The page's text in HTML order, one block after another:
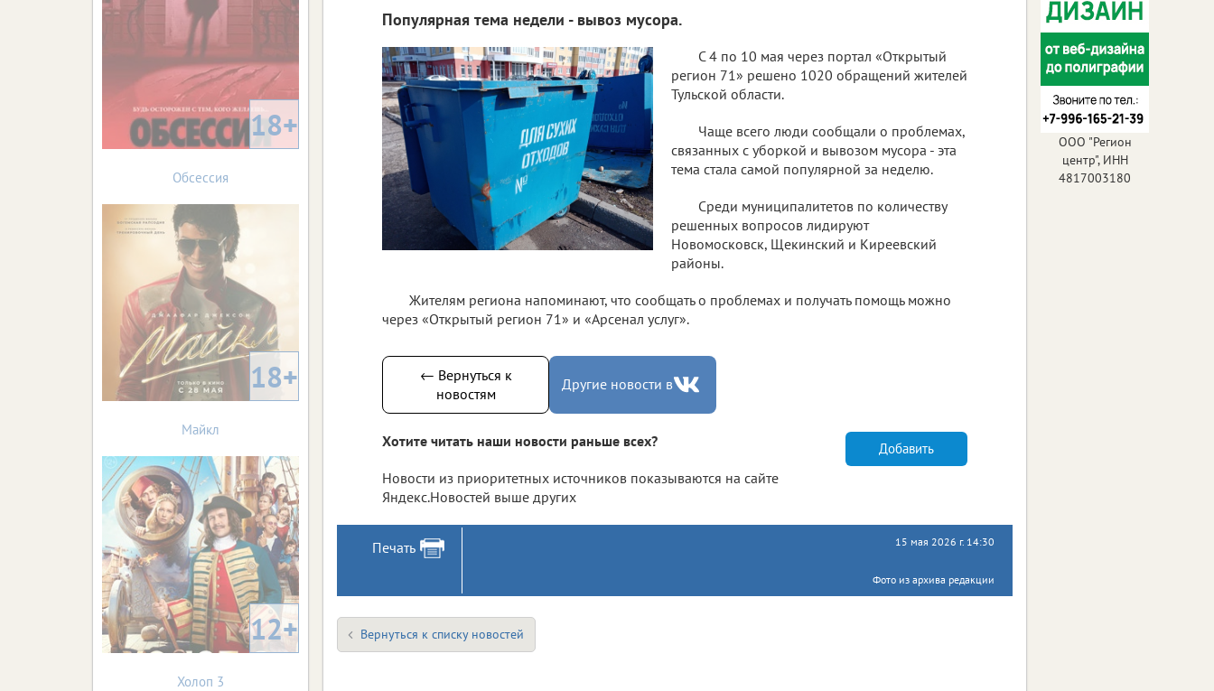
Популярная тема недели - вывоз мусора.
С 4 по 10 мая через портал «Открытый
регион 71» решено 1020 обращений жителей
Тульской области.
Чаще всего люди сообщали о проблемах,
связанных с уборкой и вывозом мусора - эта
тема стала самой популярной за неделю.
Среди муниципалитетов по количеству
решенных вопросов лидируют
Новомосковск, Щекинский и Киреевский
районы.
Жителям региона напоминают, что сообщать о проблемах и получать помощь можно
через «Открытый регион 71» и «Арсенал услуг».
← Вернуться к
новостям
Другие новости в
Хотите читать наши новости раньше всех?
Новости из приоритетных источников показываются на сайте
Яндекс.Новостей выше других
Добавить
Печать 15 мая 2026 г. 14:30
Фото из архива редакции
Вернуться к списку новостей
18+
Обсессия
18+
Майкл
12+
Холоп 3
ООО "Регион
центр", ИНН
4817003180